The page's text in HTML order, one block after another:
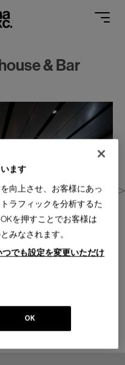
& Bar
ます
向上させ、お客様にあっ
ラフィックを分析するた
を押すことでお客様は
みなされます。
つでも設定を変更いただけ
OK